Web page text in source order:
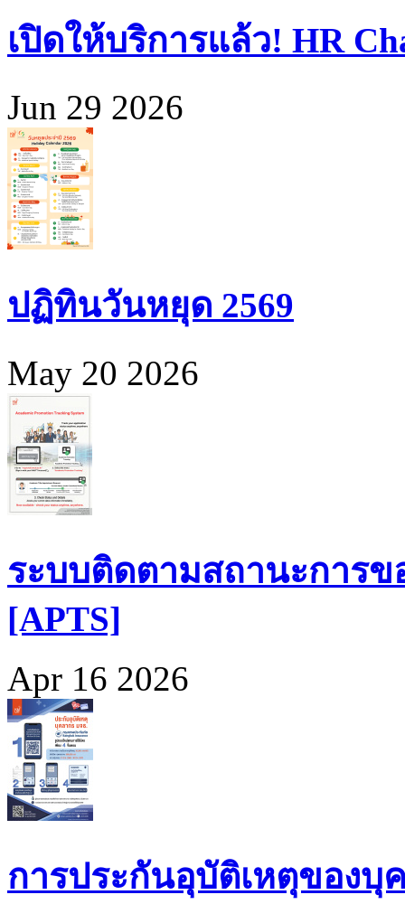
เปิดให้บริการแล้ว! HR
Jun 29 2026
ปฏิทินวันหยุด 2569
May 20 2026
ระบบติดตามสถานะการ
[APTS]
Apr 16 2026
การประกันอุบัติเหตุของบุ